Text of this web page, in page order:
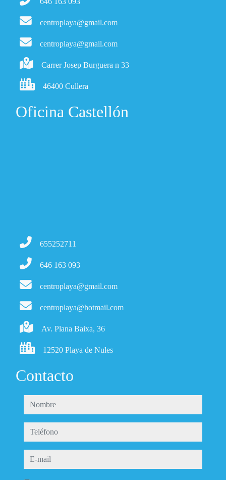
centroplaya@gmail.com
centroplaya@gmail.com
Carrer Josep Burguera n 33
46400 Cullera
Oficina Castellón
655252711
646 163 093
centroplaya@gmail.com
centroplaya@hotmail.com
Av. Plana Baixa, 36
12520 Playa de Nules
Contacto
nombre
teléfono
e-mail